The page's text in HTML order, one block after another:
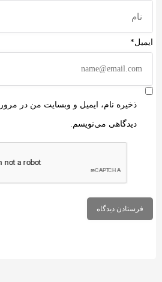
ایمیل*
ذخیره نام، ایمیل و وبسایت من در
دیدگاهی می‌نویسم.